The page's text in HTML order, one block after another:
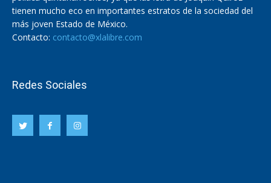
tienen mucho eco en importantes estratos de la sociedad del
más joven Estado de México.
Contacto: contacto@xlalibre.com
Redes Sociales